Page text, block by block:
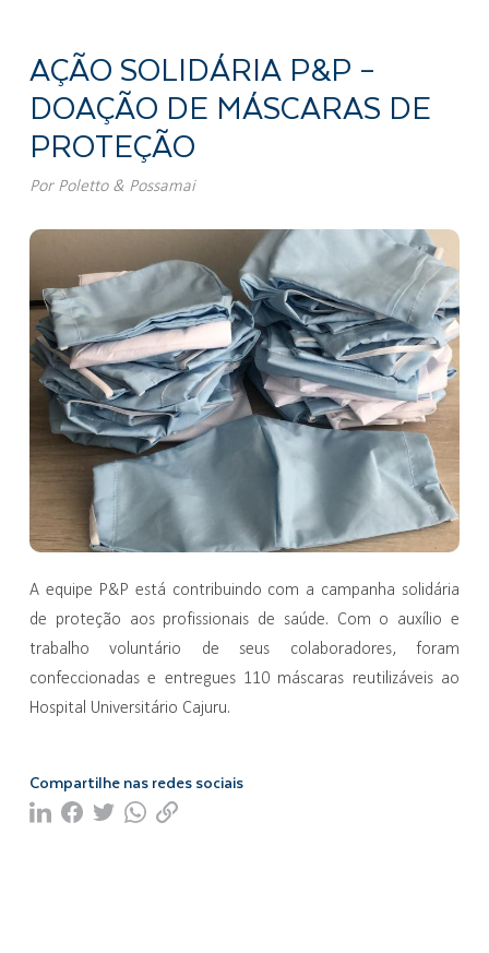
AÇÃO SOLIDÁRIA P&P –
DOAÇÃO DE MÁSCARAS DE
PROTEÇÃO
Por Poletto & Possamai
A equipe P&P está contribuindo com a campanha solidária
de proteção aos profissionais de saúde. Com o auxílio e
trabalho voluntário de seus colaboradores, foram
confeccionadas e entregues 110 máscaras reutilizáveis ao
Hospital Universitário Cajuru.
Compartilhe nas redes sociais